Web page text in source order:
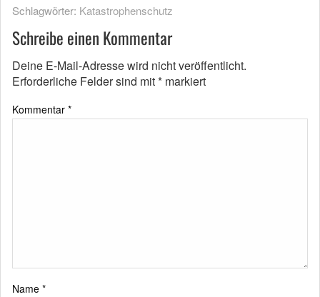
Schlagwörter: Katastrophenschutz
Schreibe einen Kommentar
Deine E-Mail-Adresse wird nicht veröffentlicht.
Erforderliche Felder sind mit* markiert
Kommentar *
Name *